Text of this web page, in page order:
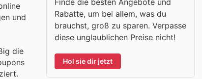
und
die
Rabatte, um bei allem, was du
brauchst, groß zu sparen. Verpasse
diese unglaublichen Preise nicht!
Hol sie dir jetzt